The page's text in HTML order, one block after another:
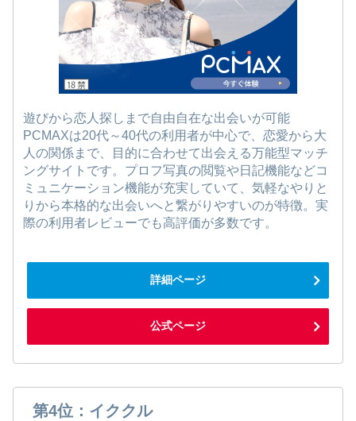
遊びから恋人探しまで自由自在な出会いが可能
PCMAXは20代～40代の利用者が中心で、恋愛から大
人の関係まで、目的に合わせて出会える万能型マッチ
ングサイトです。プロフ写真の閲覧や日記機能などコ
ミュニケーション機能が充実していて、気軽なやりと
りから本格的な出会いへと繋がりやすいのが特徴。実
際の利用者レビューでも高評価が多数です。
詳細ページ
公式ページ
第4位：イククル